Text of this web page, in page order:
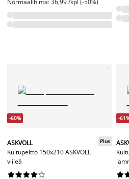
Normaalihinta: 36,99 /kpl (-50%)
-60%
ASKVOLL
Kuitupeitto 150x210 ASKVOLL
viileä
Plus






-

